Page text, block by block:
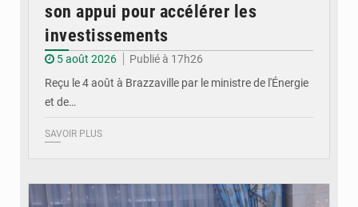
son appui pour accélérer les
investissements
5 août 2026
Publié à 17h26
Reçu le 4 août à Brazzaville par le ministre de l'Énergie
et de…
SAVOIR PLUS